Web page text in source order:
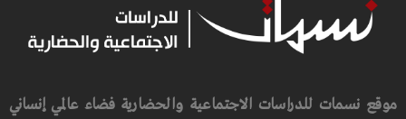
موقع نسمات للدراسات الاجتماعية والحضارية فضاء عالمي إنساني